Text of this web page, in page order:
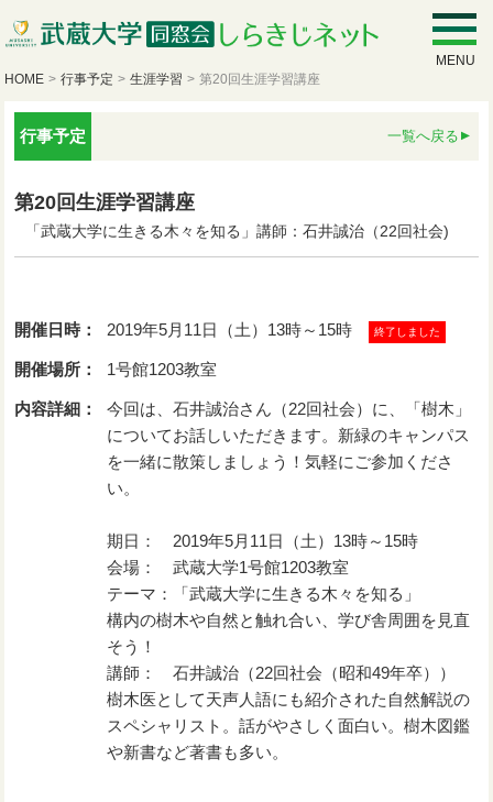
MENU
HOME > 行事予定 > 生涯学習 > 第20回生涯学習講座
行事予定 一覧へ戻る
第20回生涯学習講座
「武蔵大学に生きる木々を知る」講師：石井誠治（22回社会)
開催日時： 2019年5月11日（土）13時～15時 終了しました
開催場所： 1号館1203教室
内容詳細：
今回は、石井誠治さん（22回社会）に、「樹木」
についてお話しいただきます。新緑のキャンパス
を一緒に散策しましょう！気軽にご参加くださ
い。
期日： 2019年5月11日（土）13時～15時
会場： 武蔵大学1号館1203教室
テーマ：「武蔵大学に生きる木々を知る」
構内の樹木や自然と触れ合い、学び舎周囲を見直
そう！
講師： 石井誠治（22回社会（昭和49年卒））
樹木医として天声人語にも紹介された自然解説の
スペシャリスト。話がやさしく面白い。樹木図鑑
や新書など著書も多い。